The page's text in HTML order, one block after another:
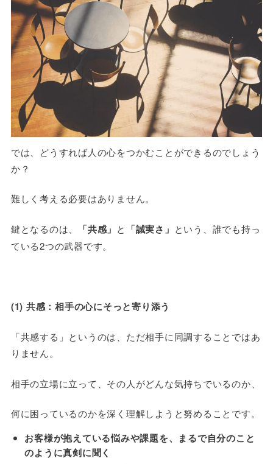
では、どうすれば人の心をつかむことができるのでしょう
か？
難しく考える必要はありません。
鍵となるのは、 「共感」 と 「誠実さ」 という、誰でも持っ
ている2つの武器です。
(1) 共感：相手の心にそっと寄り添う
「共感する」というのは、ただ相手に同調することではあ
りません。
相手の立場に立って、その人がどんな気持ちでいるのか、
何に困っているのかを深く理解しようと努めることです。
お客様が抱えている悩みや課題を、まるで自分のこと
のように真剣に聞く